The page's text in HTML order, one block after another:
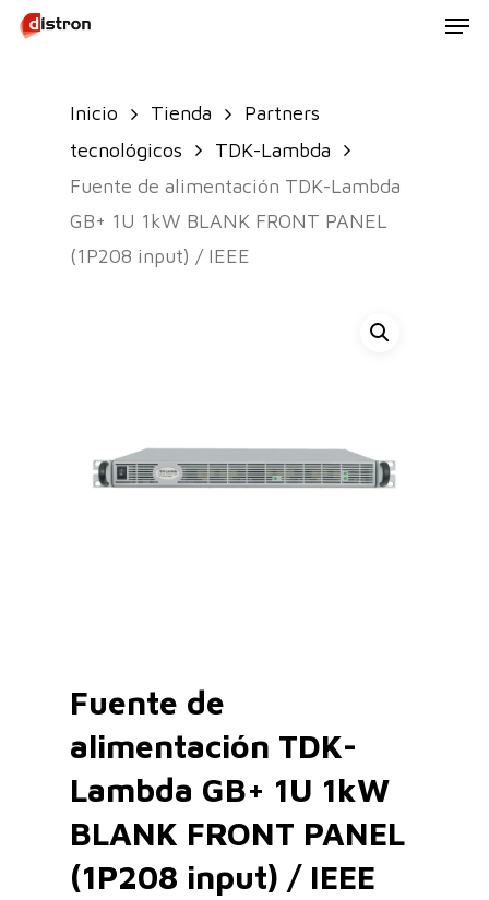
Skip
Inicio Tienda
Partners
tecnológicos
TDK-Lambda
Fuente de alimentación TDK-Lambda
GB+ 1U 1kW BLANK FRONT PANEL
(1P208 input) / IEEE
Fuente de
alimentación TDK-
Lambda GB+ 1U 1kW
BLANK FRONT PANEL
(1P208 input) / IEEE